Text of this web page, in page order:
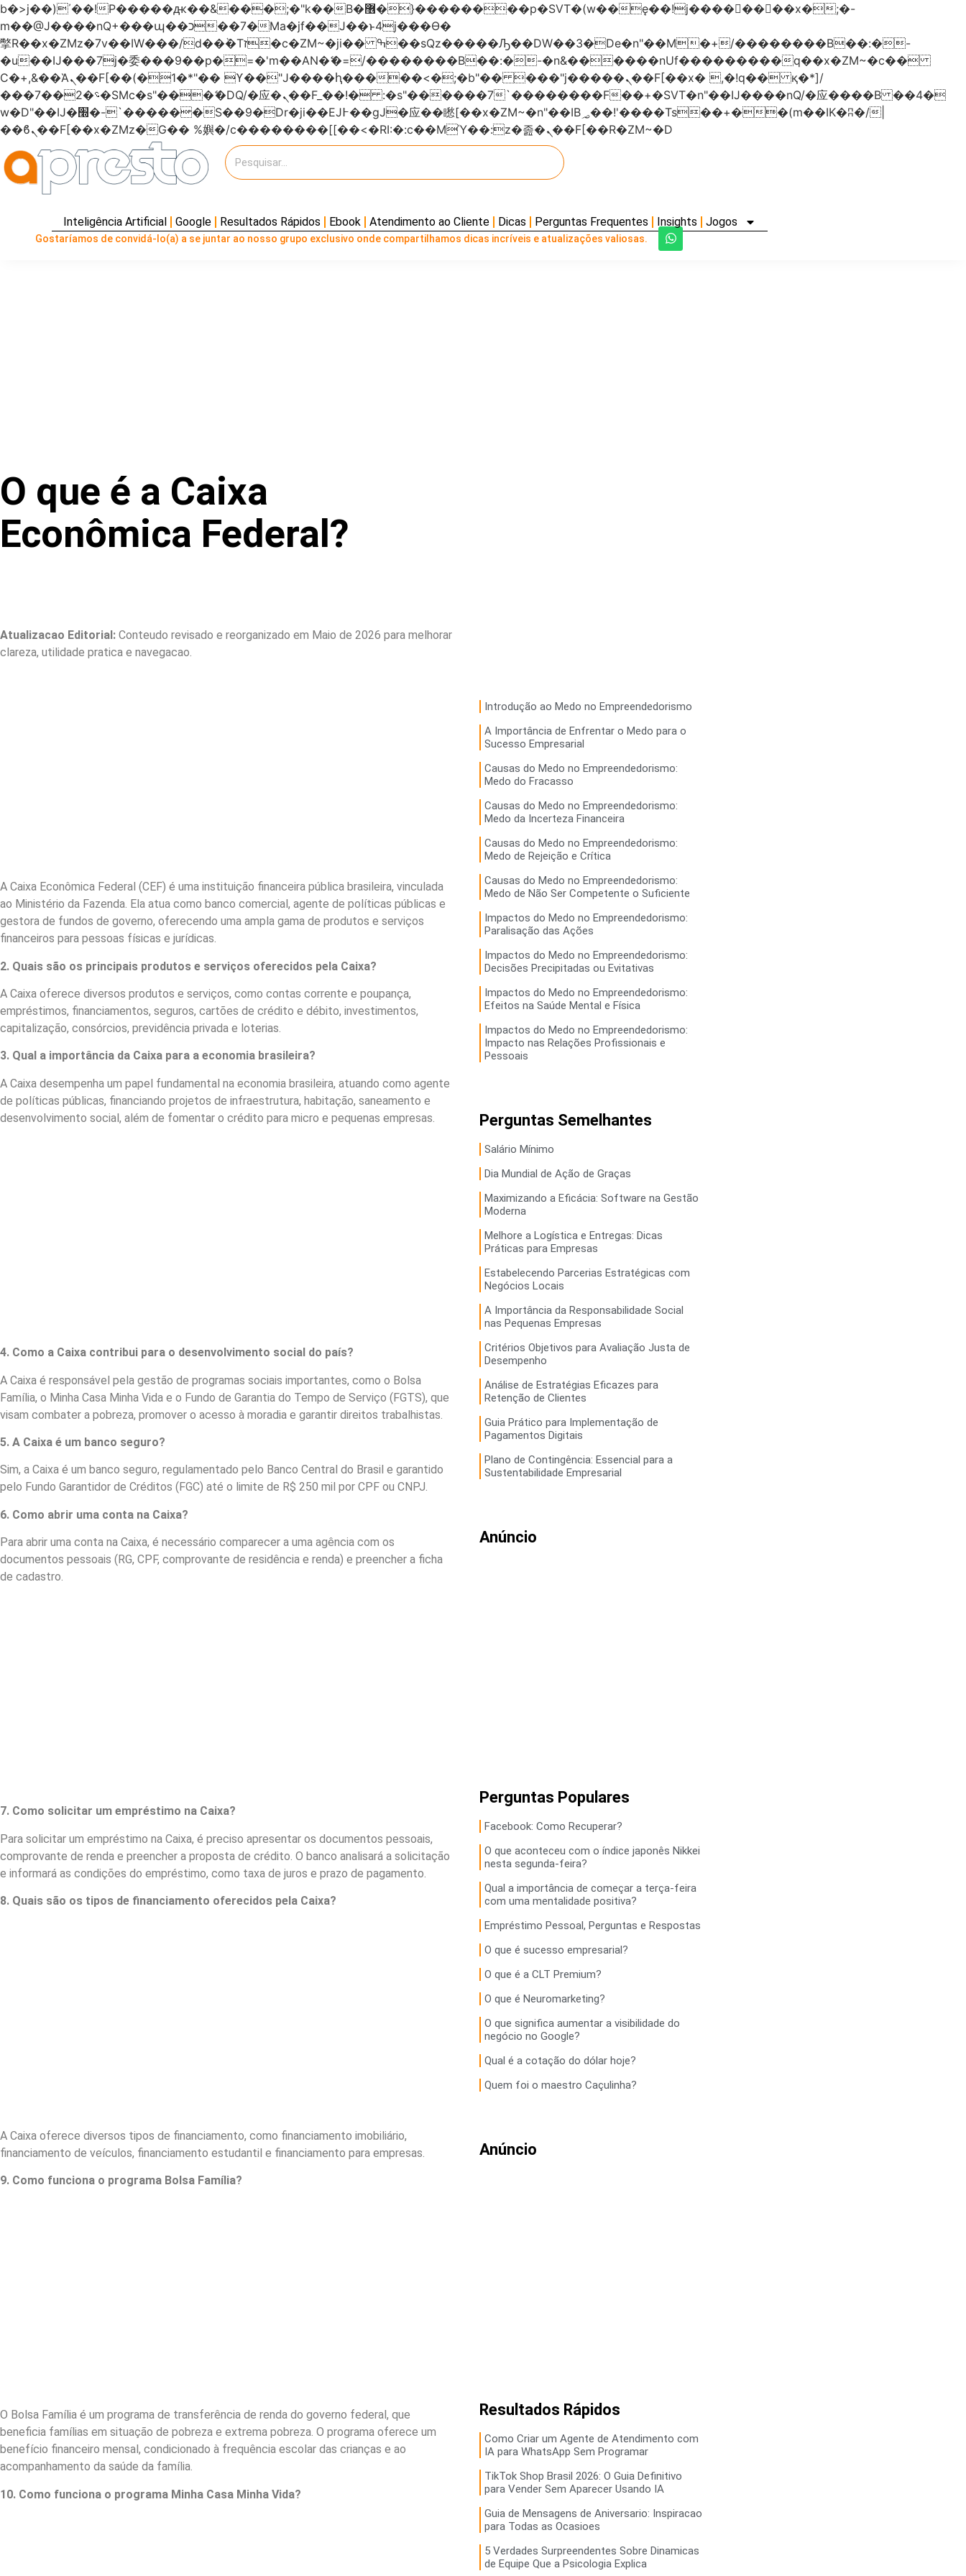
b�>j��)΄��!P�����ԫ��&���;�"k��B�޶�}��������p�SVT�(w��ę��!j��������x�;�-
m��@J����nQ+���պ��כ��7�Ma�jf��J��ͱ4j���Ѳ�
撆R��x�ZMz�7v��IW���/d��ٞ�Тז�c�ZM~�ji�� ߒ��sQz�����Ԡ��DW��3�De�n"��M�+/��������B��:�-
�u��IJ���7j�委���9��p�=�'m��AN�ޭ�=/��������B��:�-�n&������nUf���������q��x�ZM~�c��
Ϲ�+,&��Ὰܢ��F[��(�1�*"�� ϒ��"J����ԧ�����<�;�b"�� ���"j�����ܢ��F[��x� ,�!q�� қ�*]/
���؝�2��7�SMc�s"���ޭ�DQ/�应�ܢ��F_��!� :�s"������7`��������F��+�SVT�n"��IJ����nQ/�应����B ��4�
w�D"��IJ�׭�-`������S��9�Dr�ji��EJ߅��gJ�应��矁[��x�ZM~�n"��IB؃��!'����Тѕ��+��(m��IK�ʭ�/|
��ϐܢ��F[��x�ZMz�G�� %嬩�/c��������[[��<�RI:�:c��MΎ��:z�졾�ܢ��F[��R�ZM~�D
Inteligência Artificial Google Resultados Rápidos Ebook Atendimento ao Cliente Dicas Perguntas Frequentes Insights Jogos
Gostaríamos de convidá-lo(a) a se juntar ao nosso grupo exclusivo onde compartilhamos dicas incríveis e atualizações valiosas.
O que é a Caixa
Econômica Federal?
Atualizacao Editorial: Conteudo revisado e reorganizado em Maio de 2026 para melhorar
clareza, utilidade pratica e navegacao.
A Caixa Econômica Federal (CEF) é uma instituição financeira pública brasileira, vinculada
ao Ministério da Fazenda. Ela atua como banco comercial, agente de políticas públicas e
gestora de fundos de governo, oferecendo uma ampla gama de produtos e serviços
financeiros para pessoas físicas e jurídicas.
2. Quais são os principais produtos e serviços oferecidos pela Caixa?
A Caixa oferece diversos produtos e serviços, como contas corrente e poupança,
empréstimos, financiamentos, seguros, cartões de crédito e débito, investimentos,
capitalização, consórcios, previdência privada e loterias.
3. Qual a importância da Caixa para a economia brasileira?
A Caixa desempenha um papel fundamental na economia brasileira, atuando como agente
de políticas públicas, financiando projetos de infraestrutura, habitação, saneamento e
desenvolvimento social, além de fomentar o crédito para micro e pequenas empresas.
4. Como a Caixa contribui para o desenvolvimento social do país?
A Caixa é responsável pela gestão de programas sociais importantes, como o Bolsa
Família, o Minha Casa Minha Vida e o Fundo de Garantia do Tempo de Serviço (FGTS), que
visam combater a pobreza, promover o acesso à moradia e garantir direitos trabalhistas.
5. A Caixa é um banco seguro?
Sim, a Caixa é um banco seguro, regulamentado pelo Banco Central do Brasil e garantido
pelo Fundo Garantidor de Créditos (FGC) até o limite de R$ 250 mil por CPF ou CNPJ.
6. Como abrir uma conta na Caixa?
Para abrir uma conta na Caixa, é necessário comparecer a uma agência com os
documentos pessoais (RG, CPF, comprovante de residência e renda) e preencher a ficha
de cadastro.
7. Como solicitar um empréstimo na Caixa?
Para solicitar um empréstimo na Caixa, é preciso apresentar os documentos pessoais,
comprovante de renda e preencher a proposta de crédito. O banco analisará a solicitação
e informará as condições do empréstimo, como taxa de juros e prazo de pagamento.
8. Quais são os tipos de financiamento oferecidos pela Caixa?
A Caixa oferece diversos tipos de financiamento, como financiamento imobiliário,
financiamento de veículos, financiamento estudantil e financiamento para empresas.
9. Como funciona o programa Bolsa Família?
O Bolsa Família é um programa de transferência de renda do governo federal, que
beneficia famílias em situação de pobreza e extrema pobreza. O programa oferece um
benefício financeiro mensal, condicionado à frequência escolar das crianças e ao
acompanhamento da saúde da família.
10. Como funciona o programa Minha Casa Minha Vida?
Introdução ao Medo no Empreendedorismo
A Importância de Enfrentar o Medo para o
Sucesso Empresarial
Causas do Medo no Empreendedorismo:
Medo do Fracasso
Causas do Medo no Empreendedorismo:
Medo da Incerteza Financeira
Causas do Medo no Empreendedorismo:
Medo de Rejeição e Crítica
Causas do Medo no Empreendedorismo:
Medo de Não Ser Competente o Suficiente
Impactos do Medo no Empreendedorismo:
Paralisação das Ações
Impactos do Medo no Empreendedorismo:
Decisões Precipitadas ou Evitativas
Impactos do Medo no Empreendedorismo:
Efeitos na Saúde Mental e Física
Impactos do Medo no Empreendedorismo:
Impacto nas Relações Profissionais e
Pessoais
Perguntas Semelhantes
Salário Mínimo
Dia Mundial de Ação de Graças
Maximizando a Eficácia: Software na Gestão
Moderna
Melhore a Logística e Entregas: Dicas
Práticas para Empresas
Estabelecendo Parcerias Estratégicas com
Negócios Locais
A Importância da Responsabilidade Social
nas Pequenas Empresas
Critérios Objetivos para Avaliação Justa de
Desempenho
Análise de Estratégias Eficazes para
Retenção de Clientes
Guia Prático para Implementação de
Pagamentos Digitais
Plano de Contingência: Essencial para a
Sustentabilidade Empresarial
Anúncio
Perguntas Populares
Facebook: Como Recuperar?
O que aconteceu com o índice japonês Nikkei
nesta segunda-feira?
Qual a importância de começar a terça-feira
com uma mentalidade positiva?
Empréstimo Pessoal, Perguntas e Respostas
O que é sucesso empresarial?
O que é a CLT Premium?
O que é Neuromarketing?
O que significa aumentar a visibilidade do
negócio no Google?
Qual é a cotação do dólar hoje?
Quem foi o maestro Caçulinha?
Anúncio
Resultados Rápidos
Como Criar um Agente de Atendimento com
IA para WhatsApp Sem Programar
TikTok Shop Brasil 2026: O Guia Definitivo
para Vender Sem Aparecer Usando IA
Guia de Mensagens de Aniversario: Inspiracao
para Todas as Ocasioes
5 Verdades Surpreendentes Sobre Dinamicas
de Equipe Que a Psicologia Explica